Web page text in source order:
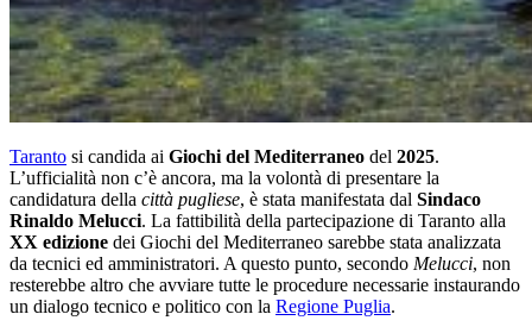
Taranto si candida ai Giochi del Mediterraneo del 2025.
L’ufficialità non c’è ancora, ma la volontà di presentare la
candidatura della città pugliese, è stata manifestata dal Sindaco
Rinaldo Melucci. La fattibilità della partecipazione di Taranto alla
XX edizione dei Giochi del Mediterraneo sarebbe stata analizzata
da tecnici ed amministratori. A questo punto, secondo Melucci, non
resterebbe altro che avviare tutte le procedure necessarie instaurando
un dialogo tecnico e politico con la Regione Puglia.